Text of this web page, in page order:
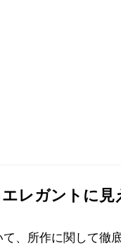
レガントに見
、所作に関して徹